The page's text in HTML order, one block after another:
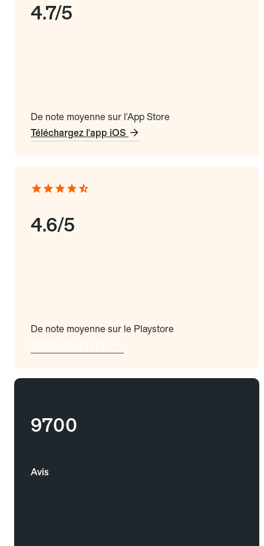
4.7/5
De note moyenne sur l'App Store
Téléchargez l'app iOS
4.6/5
De note moyenne sur le Playstore
9700
Avis